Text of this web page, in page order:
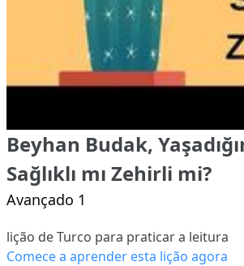
Beyhan Budak,
Sağlıklı mı Zehirli mi?
Avançado 1
lição de Turco para praticar a leitura
Comece a aprender esta lição agora